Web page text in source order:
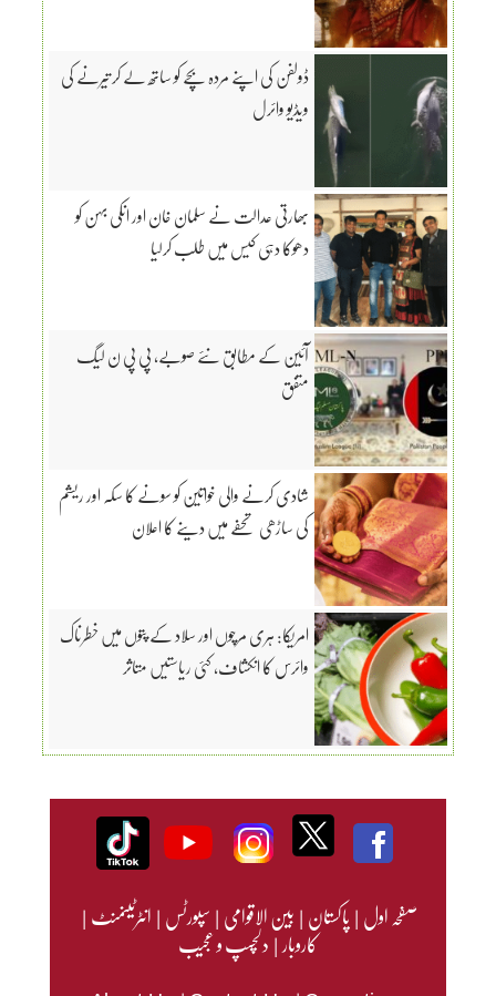
ڈولفن کی اپنے مردہ بچے کو ساتھ لے کر تیرنے کی
ویڈیو وائرل
بھارتی عدالت نے سلمان خان اور انکی بہن کو
دھوکا دہی کیس میں طلب کرلیا
آئین کے مطابق نئے صوبے، پی پی ن لیگ
متفق
شادی کرنے والی خواتین کو سونے کا سکہ اور ریشم
کی ساڑھی تحفے میں دینے کا اعلان
امریکا: ہری مرچوں اور سلاد کے پتوں میں خطرناک
وائرس کا انکشاف، کئی ریاستیں متاثر
صفحہ اول|پاکستان|بین الاقوامی|سپورٹس|انٹرٹینمنٹ|
کاروبار|دلچسپ و عجیب